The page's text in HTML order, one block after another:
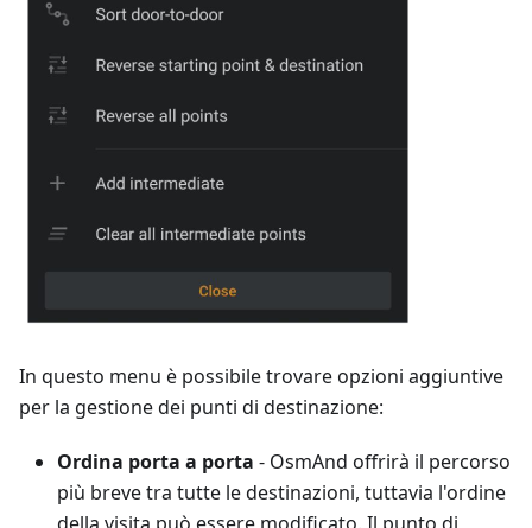
In questo menu è possibile trovare opzioni aggiuntive
per la gestione dei punti di destinazione:
Ordina porta a porta - OsmAnd offrirà il percorso
più breve tra tutte le destinazioni, tuttavia l'ordine